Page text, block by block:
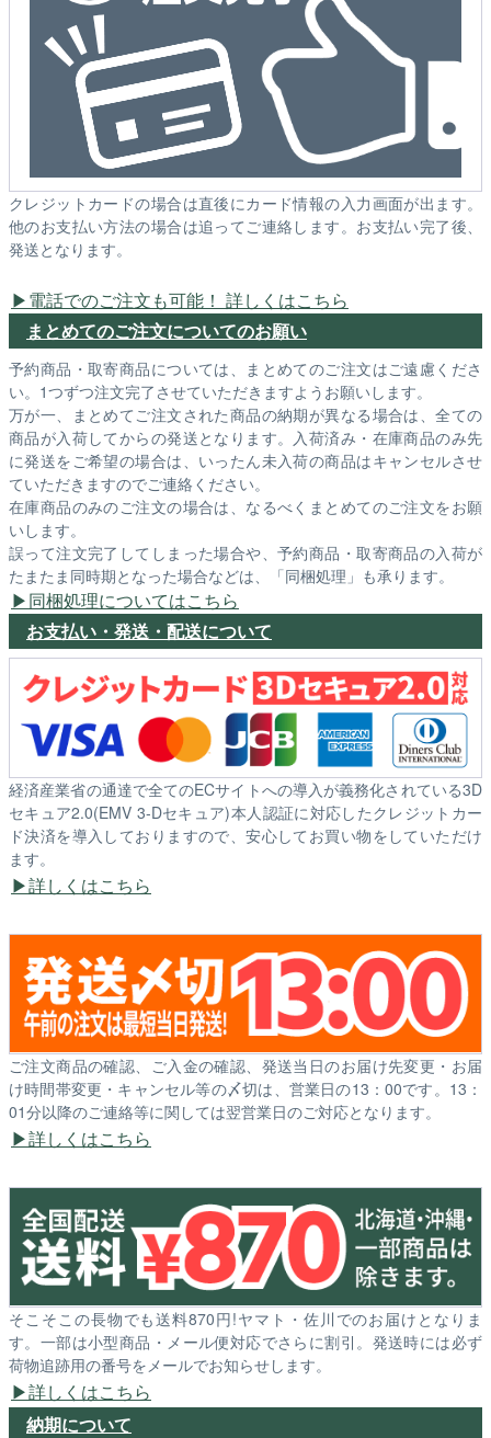
クレジットカードの場合は直後にカード情報の入力画面が出ます。
他のお支払い方法の場合は追ってご連絡します。お支払い完了後、
発送となります。
電話でのご注文も可能！ 詳しくはこちら
まとめてのご注文についてのお願い
予約商品・取寄商品については、まとめてのご注文はご遠慮くださ
い。1つずつ注文完了させていただきますようお願いします。
万が一、まとめてご注文された商品の納期が異なる場合は、全ての
商品が入荷してからの発送となります。入荷済み・在庫商品のみ先
に発送をご希望の場合は、いったん未入荷の商品はキャンセルさせ
ていただきますのでご連絡ください。
在庫商品のみのご注文の場合は、なるべくまとめてのご注文をお願
いします。
誤って注文完了してしまった場合や、予約商品・取寄商品の入荷が
たまたま同時期となった場合などは、「同梱処理」も承ります。
同梱処理についてはこちら
お支払い・発送・配送について
経済産業省の通達で全てのECサイトへの導入が義務化されている3D
セキュア2.0(EMV 3-Dセキュア)本人認証に対応したクレジットカー
ド決済を導入しておりますので、安心してお買い物をしていただけ
ます。
詳しくはこちら
ご注文商品の確認、ご入金の確認、発送当日のお届け先変更・お届
け時間帯変更・キャンセル等の〆切は、営業日の13：00です。13：
01分以降のご連絡等に関しては翌営業日のご対応となります。
詳しくはこちら
そこそこの長物でも送料870円!ヤマト・佐川でのお届けとなりま
す。一部は小型商品・メール便対応でさらに割引。発送時には必ず
荷物追跡用の番号をメールでお知らせします。
詳しくはこちら
納期について